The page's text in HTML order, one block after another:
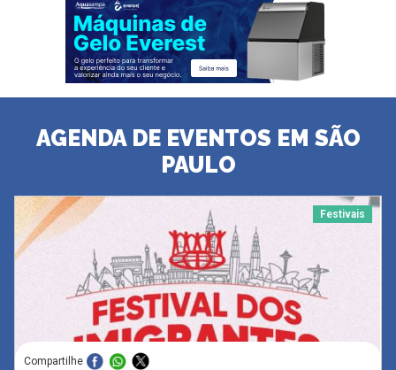
AGENDA DE EVENTOS EM SÃO
PAULO
Festivais
Compartilhe